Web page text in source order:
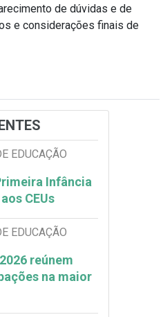
de dúvidas e de
e considerações finais de
EDUCAÇÃO
Infância
CEUs
EDUCAÇÃO
reúnem
na maior